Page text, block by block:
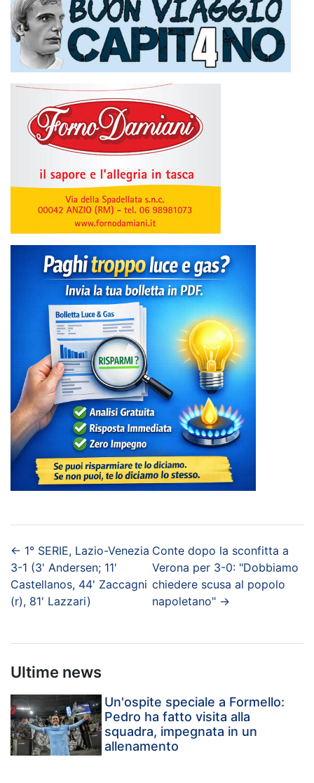
← 1° SERIE, Lazio-Venezia
3-1 (3' Andersen; 11'
Castellanos, 44' Zaccagni
(r), 81' Lazzari)
Conte dopo la sconfitta a
Verona per 3-0: "Dobbiamo
chiedere scusa al popolo
napoletano" →
Ultime news
Un'ospite speciale a Formello:
Pedro ha fatto visita alla
squadra, impegnata in un
allenamento